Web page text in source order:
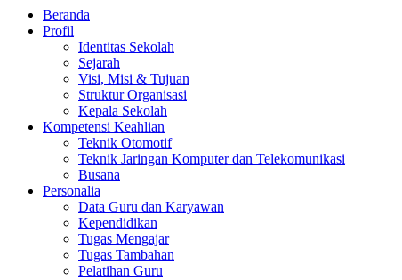
Beranda
Profil
Identitas Sekolah
Sejarah
Visi, Misi & Tujuan
Struktur Organisasi
Kepala Sekolah
Kompetensi Keahlian
Teknik Otomotif
Teknik Jaringan Komputer dan Telekomunikasi
Busana
Personalia
Data Guru dan Karyawan
Kependidikan
Tugas Mengajar
Tugas Tambahan
Pelatihan Guru